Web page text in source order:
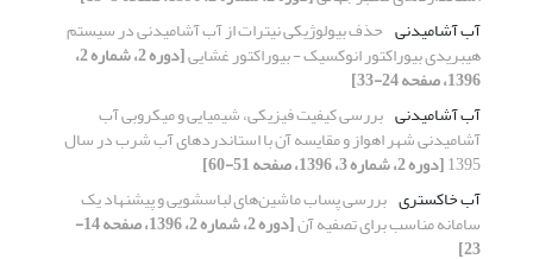
آب آشامیدنی حذف بیولوژیکی نیترات از آب آشامیدنی در سیستم
هیبریدی بیوراکتور انوکسیک - بیوراکتور غشایی [دوره 2، شماره 2،
1396، صفحه 24-33]
آب آشامیدنی بررسی کیفیت فیزیکی، شیمیایی و میکروبی آب
آشامیدنی شهر اهواز و مقایسه آن با استاندردهای آب شرب در سال
1395[دوره 2، شماره 3، 1396، صفحه 51-60]
آب خاکستری بررسی پساب ماشین‌های لباسشویی و پیشنهاد یک
سامانه مناسب برای تصفیه آن [دوره 2، شماره 2، 1396، صفحه 14-
23]